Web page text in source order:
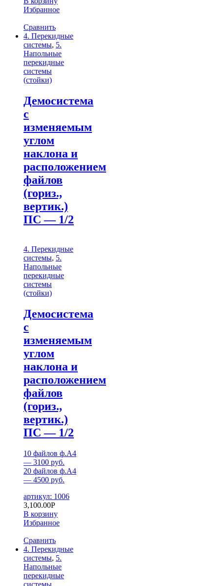
Избранное
Сравнить
4. Перекидные
системы, 5.
Напольные
перекидные
системы
(стойки)
Демосистема
с
изменяемым
углом
наклона и
расположением
файлов
(гориз.,
вертик.)
ПС — 1/2
4. Перекидные
системы, 5.
Напольные
перекидные
системы
(стойки)
Демосистема
с
изменяемым
углом
наклона и
расположением
файлов
(гориз.,
вертик.)
ПС — 1/2
10 файлов ф.А4
— 3100 руб.
20 файлов ф.А4
— 4500 руб.
артикул: 1006
3,100.00Р
В корзину
Избранное
Сравнить
4. Перекидные
системы, 5.
Напольные
перекидные
системы